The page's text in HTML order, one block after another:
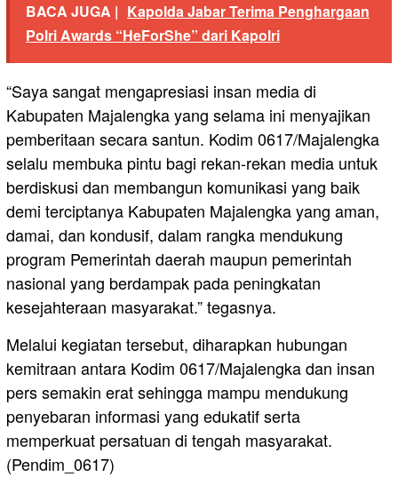
BACA JUGA | Kapolda Jabar Terima Penghargaan
Polri Awards “HeForShe” dari Kapolri
“Saya sangat mengapresiasi insan media di
Kabupaten Majalengka yang selama ini menyajikan
pemberitaan secara santun. Kodim 0617/Majalengka
selalu membuka pintu bagi rekan-rekan media untuk
berdiskusi dan membangun komunikasi yang baik
demi terciptanya Kabupaten Majalengka yang aman,
damai, dan kondusif, dalam rangka mendukung
program Pemerintah daerah maupun pemerintah
nasional yang berdampak pada peningkatan
kesejahteraan masyarakat.” tegasnya.
Melalui kegiatan tersebut, diharapkan hubungan
kemitraan antara Kodim 0617/Majalengka dan insan
pers semakin erat sehingga mampu mendukung
penyebaran informasi yang edukatif serta
memperkuat persatuan di tengah masyarakat.
(Pendim_0617)